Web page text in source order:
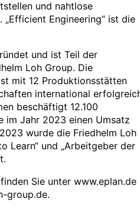
und nahtlose
Engineering“ ist die
und ist Teil der
Loh Group. Die
mit 12 Produktionsstätten
international
beschäftigt 12.100
im Jahr 2023 einen Umsatz
wurde die Friedhelm Loh
Learn“ und „Arbeitgeber der
Sie unter www.eplan.de
group.de.